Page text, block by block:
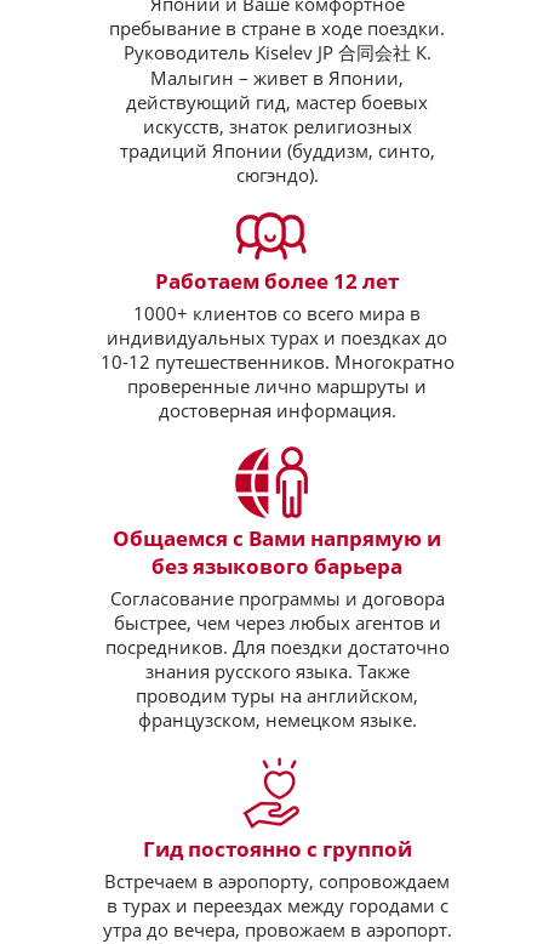
пребывание в стране в ходе поездки.
Руководитель Kiselev JP 合同会社 К.
Малыгин – живет в Японии,
действующий гид, мастер боевых
искусств, знаток религиозных
традиций Японии (буддизм, синто,
сюгэндо).
Работаем более 12 лет
1000+ клиентов со всего мира в
индивидуальных турах и поездках до
10-12 путешественников. Многократно
проверенные лично маршруты и
достоверная информация.
Общаемся с Вами напрямую и
без языкового барьера
Согласование программы и договора
быстрее, чем через любых агентов и
посредников. Для поездки достаточно
знания русского языка. Также
проводим туры на английском,
французском, немецком языке.
Гид постоянно с группой
Встречаем в аэропорту, сопровождаем
в турах и переездах между городами с
утра до вечера, провожаем в аэропорт.